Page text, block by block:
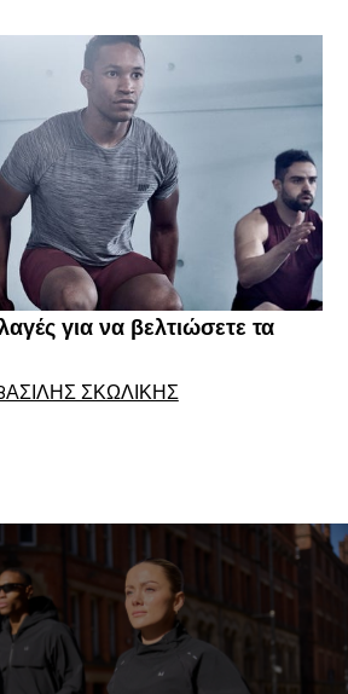
για να βελτιώσετε τα
ΣΚΩΛΊΚΗΣ